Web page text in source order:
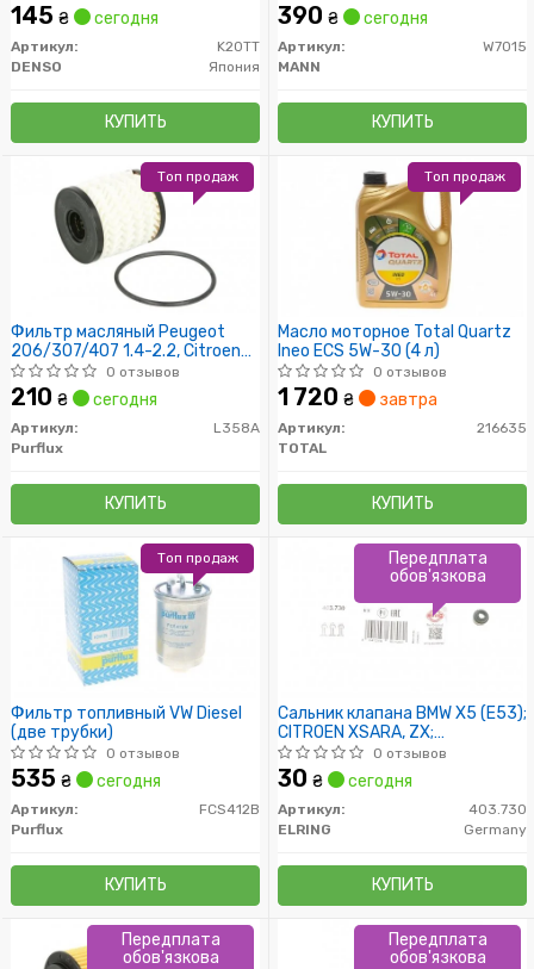
145 ₴ сегодня
Артикул:
K20TT
DENSO
Япония
КУПИТЬ
390 ₴ сегодня
Артикул:
W7015
MANN
КУПИТЬ
Фильтр масляный Peugeot
206/307/407 1.4-2.2, Citroen
C2/C3/C4/C5 1.4-2.0 02-
0 отзывов
210 ₴ сегодня
Артикул:
L358A
Purflux
КУПИТЬ
Топ продаж
Масло моторное Total Quartz
Ineo ECS 5W-30 (4 л)
0 отзывов
1 720 ₴ завтра
Артикул:
216635
TOTAL
КУПИТЬ
Топ продаж
Фильтр топливный VW Diesel
(две трубки)
0 отзывов
535 ₴ сегодня
Артикул:
FCS412B
Purflux
КУПИТЬ
Топ продаж
Сальник клапана BMW X5 (E53);
CITROEN XSARA, ZX;
CHEVROLET LACETTI
0 отзывов
30 ₴ сегодня
Артикул:
403.730
ELRING
Germany
КУПИТЬ
Передплата
обов'язкова
Передплата
обов'язкова
Передплата
обов'язкова